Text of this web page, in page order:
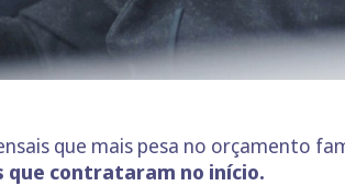
que mais pesa no orçamento
que contrataram no início.